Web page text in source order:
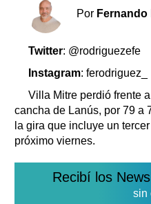
Clasificados
Horóscopo
Suplementos
Servicios
Por
Twitter: @rodriguezefe
Instagram: ferodriguez_
Villa Mitre perdió frente
cancha de Lanús, por 79 a
la gira que incluye un
próximo viernes.
Recibí los
sin